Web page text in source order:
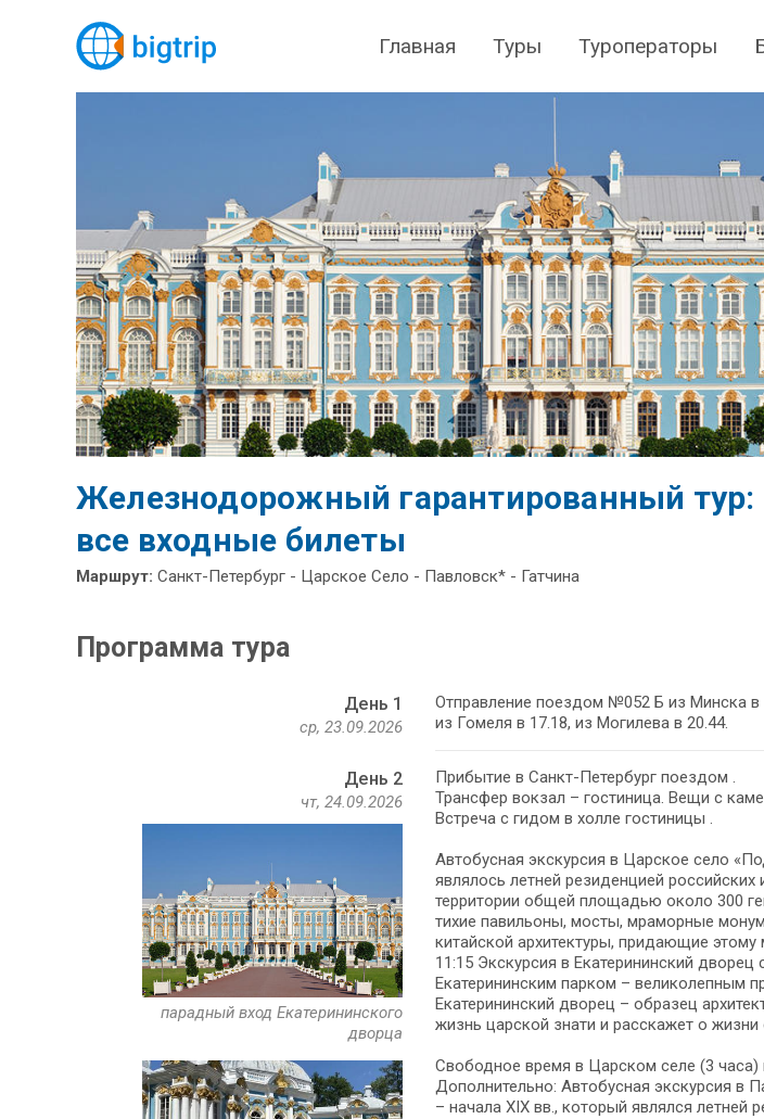
Главная Туры Туроператоры
Железнодорожный гарантированный тур:
все входные билеты
Маршрут: Санкт-Петербург - Царское Село - Павловск* - Гатчина
Программа тура
День 1
ср, 23.09.2026
Отправление поездом №052 Б из Минска в
День 2
чт, 24.09.2026
Прибытие в Санкт-Петербург поездом .
Трансфер вокзал – гостиница. Вещи с
Встреча с гидом в холле гостиницы .
Автобусная экскурсия в Царское село
являлось летней резиденцией
территории общей площадью около 300
тихие павильоны, мосты, мраморные
китайской архитектуры, придающие
11:15 Экскурсия в Екатерининский
Екатерининским парком – великолепным
Екатерининский дворец – образец
жизнь царской знати и расскажет о
Свободное время в Царском селе (3 часа)
Дополнительно: Автобусная экскурсия в
– начала XIX вв., который являлся летней
парадный вход Екатерининского
дворца